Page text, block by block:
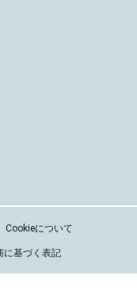
Cookieについて
に基づく表記